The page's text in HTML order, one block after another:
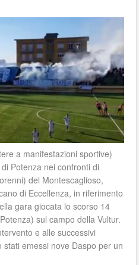
a manifestazioni sportive)
Potenza nei confronti di
del Montescaglioso,
di Eccellenza, in riferimento
gara giocata lo scorso 14
sul campo della Vultur.
e alle successivi
emessi nove Daspo per un